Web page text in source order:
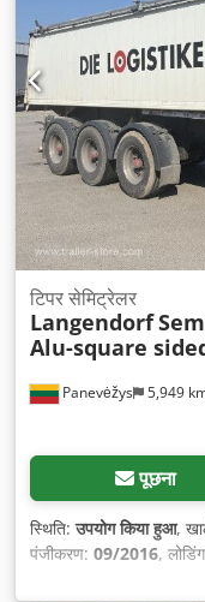
Panevėžys 5,949
टिपर सेमिट्रेलर
Langendorf
Alu-square
पूछना
स्थिति:उपयोग किया हुआ,
पंजीकरण: 09/2016,
,